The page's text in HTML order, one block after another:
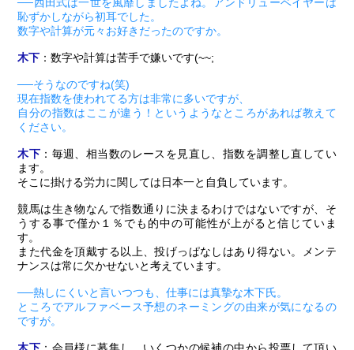
恥ずかしながら初耳でした。
数字や計算が元々お好きだったのですか。
木下 ：数字や計算は苦手で嫌いです(~~;
──そうなのですね(笑)
現在指数を使われてる方は非常に多いですが、
自分の指数はここが違う！というようなところがあれば教えて
ください。
木下 ：毎週、相当数のレースを見直し、指数を調整し直してい
ます。
そこに掛ける労力に関しては日本一と自負しています。
競馬は生き物なんで指数通りに決まるわけではないですが、そ
うする事で僅か１％でも的中の可能性が上がると信じていま
す。
また代金を頂戴する以上、投げっぱなしはあり得ない。メンテ
ナンスは常に欠かせないと考えています。
──熱しにくいと言いつつも、仕事には真摯な木下氏。
ところでアルファベース予想のネーミングの由来が気になるの
ですが。